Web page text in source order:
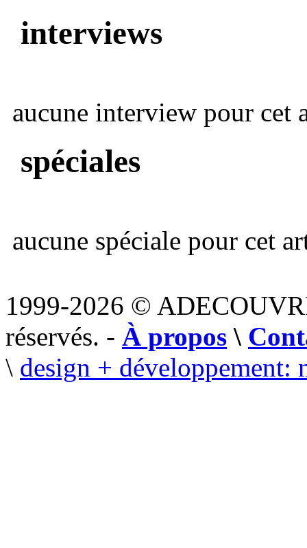
interviews
aucune interview pour cet
spéciales
aucune spéciale pour cet
1999-2026 ©
réservés. - À propos \
\ design + développement: